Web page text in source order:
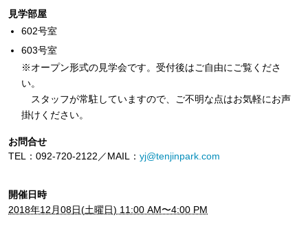
見学部屋
602号室
603号室
※オープン形式の見学会です。受付後はご自由にご覧くださ
い。
スタッフが常駐していますので、ご不明な点はお気軽にお声
掛けください。
お問合せ
TEL：092-720-2122／MAIL： yj@tenjinpark.com
開催日時
2018年12月08日(土曜日) 11:00 AM〜4:00 PM